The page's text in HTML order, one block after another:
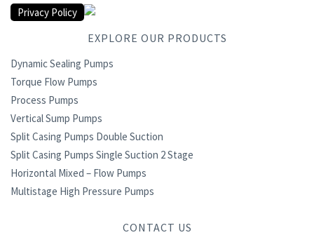
Privacy Policy
EXPLORE OUR PRODUCTS
Dynamic Sealing Pumps
Torque Flow Pumps
Process Pumps
Vertical Sump Pumps
Split Casing Pumps Double Suction
Split Casing Pumps Single Suction 2 Stage
Horizontal Mixed – Flow Pumps
Multistage High Pressure Pumps
CONTACT US